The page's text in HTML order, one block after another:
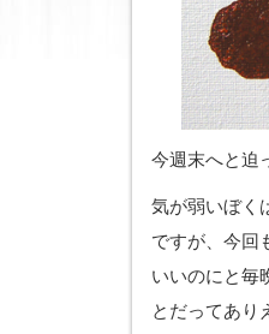
今週末へと迫
気が弱いぼく
ですが、今回
いいのにと毎
とだってあり